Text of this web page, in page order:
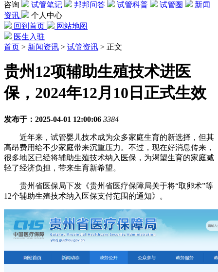
咨询
试管笔记 邦邦问答 试管科普 试管圈
新闻
资讯
个人中心
回到首页
网站地图
医生入驻
首页 > 新闻资讯 > 试管资讯 > 正文
贵州12项辅助生殖技术进医
保，2024年12月10日正式生效
发布于：2025-04-01 12:00:06 3384
近年来，试管婴儿技术成为众多家庭生育的新选择，但其
高昂费用给不少家庭带来沉重压力。不过，现在好消息传来，
很多地区已经将辅助生殖技术纳入医保，为渴望生育的家庭减
轻了经济负担，带来生育新希望。
贵州省医保局下发《贵州省医疗保障局关于将“取卵术”等
12个辅助生殖技术纳入医保支付范围的通知》。